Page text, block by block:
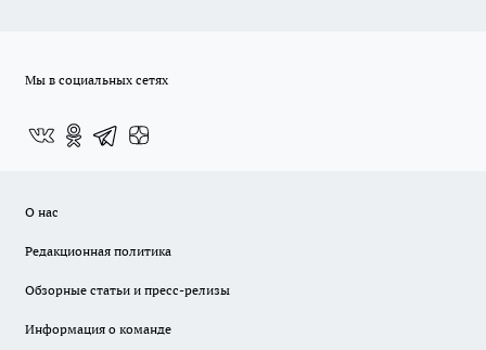
Мы в социальных сетях
О нас
Редакционная политика
Обзорные статьи и пресс-релизы
Информация о команде